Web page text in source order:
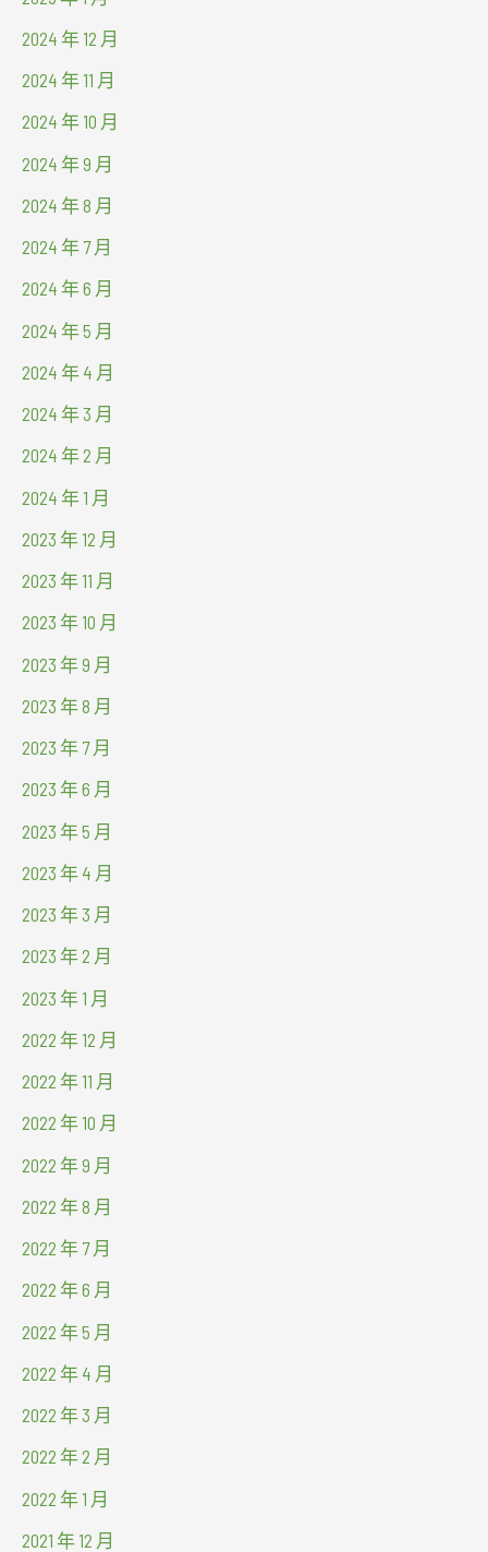
2024 年 12 月
2024 年 11 月
2024 年 10 月
2024 年 9 月
2024 年 8 月
2024 年 7 月
2024 年 6 月
2024 年 5 月
2024 年 4 月
2024 年 3 月
2024 年 2 月
2024 年 1 月
2023 年 12 月
2023 年 11 月
2023 年 10 月
2023 年 9 月
2023 年 8 月
2023 年 7 月
2023 年 6 月
2023 年 5 月
2023 年 4 月
2023 年 3 月
2023 年 2 月
2023 年 1 月
2022 年 12 月
2022 年 11 月
2022 年 10 月
2022 年 9 月
2022 年 8 月
2022 年 7 月
2022 年 6 月
2022 年 5 月
2022 年 4 月
2022 年 3 月
2022 年 2 月
2022 年 1 月
2021 年 12 月